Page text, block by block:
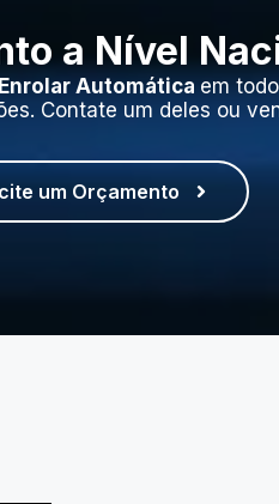
a Nível
Automática em
Contate um deles ou
um Orçamento